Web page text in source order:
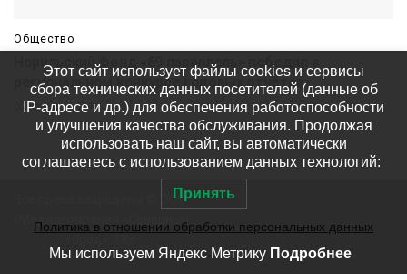
Общество
Норильский фонд «69 параллель» победил в
региональном конкурсе годовых отчётов
05 августа 584
Все права защищены © ООО
«Медиакомпания «Северный
Этот сайт использует файлы cookies и сервисы
сбора технических данных посетителей (данные об
IP-адресе и др.) для обеспечения работоспособности
и улучшения качества обслуживания. Продолжая
использовать наш сайт, вы автоматически
соглашаетесь с использованием данных технологий:
Принять
Политика в отношении обработки персональных данных
Мы используем Яндекс Метрику Подробнее